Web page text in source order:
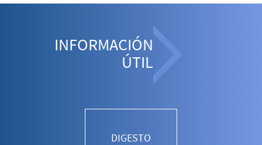
INFORMACIÓN
ÚTIL
DIGESTO